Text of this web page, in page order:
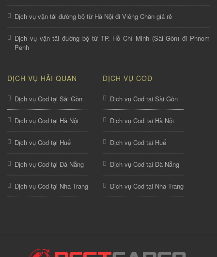
Dịch vụ vận tải đường bộ từ Hà Nội đi Viêng Chăn giá rẻ
Dịch vụ vận tải đường bộ từ TP. Hồ Chí Minh (Sài Gòn) đi Phnom
Penh
DỊCH VỤ HẢI QUAN
Dịch vụ Cod tại Sài Gòn
Dịch vụ Cod tại Hà Nội
Dịch vụ Cod tại Huế
Dịch vụ Cod tại Đà Nẵng
Dịch vụ Cod tại Nha Trang
DỊCH VỤ COD
Dịch vụ Cod tại Sài Gòn
Dịch vụ Cod tại Hà Nội
Dịch vụ Cod tại Huế
Dịch vụ Cod tại Đà Nẵng
Dịch vụ Cod tại Nha Trang